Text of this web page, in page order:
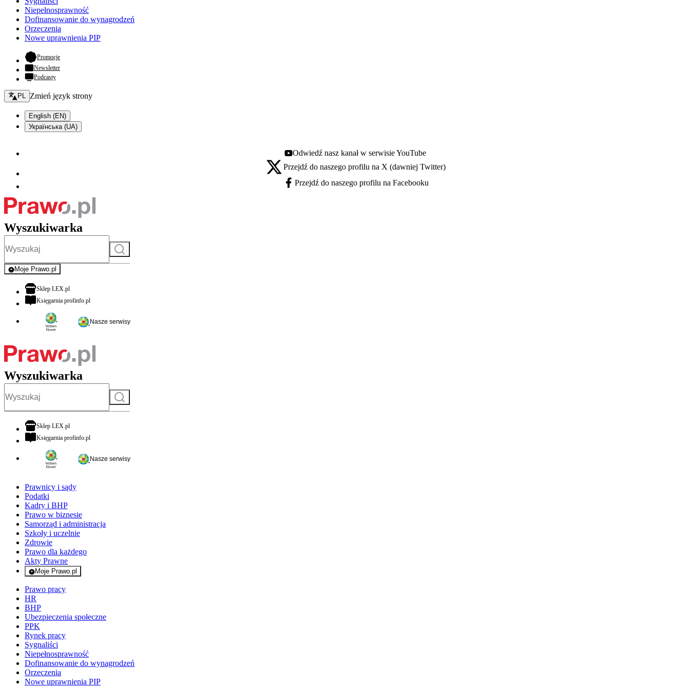
Niepełnosprawność
Dofinansowanie do wynagrodzeń
Orzeczenia
Nowe uprawnienia PIP
Promocje- otwiera się w nowej karcie
Newsletter
Podcasty
Zmień język - bieżący:
PL Zmień język strony
English (EN)
Українська (UA)
Youtube - otwiera się w nowej karcie
Odwiedź nasz kanał w serwisie YouTube
X - otwiera się w nowej karcie
Przejdź do naszego profilu na X (dawniej Twitter)
Facebook - otwiera się w nowej karcie
Przejdź do naszego profilu na Facebooku
Wyszukiwarka
Szukaj
Moje Prawo.pl
- rejestracja i logowanie do serwisu
Sklep LEX.plotwiera się w nowej karcie
Księgarnia profinfo.plotwiera się w nowej karcie
Nasze serwisy
Wyszukiwarka
Szukaj
Sklep LEX.plotwiera się w nowej karcie
Księgarnia profinfo.plotwiera się w nowej karcie
Nasze serwisy
Prawnicy i sądy
Podatki
Kadry i BHP
Prawo w biznesie
Samorząd i administracja
Szkoły i uczelnie
Zdrowie
Prawo dla każdego
Akty Prawne
Moje Prawo.pl
- rejestracja i logowanie do serwisu
Prawo pracy
HR
BHP
Ubezpieczenia społeczne
PPK
Rynek pracy
Sygnaliści
Niepełnosprawność
Dofinansowanie do wynagrodzeń
Orzeczenia
Nowe uprawnienia PIP